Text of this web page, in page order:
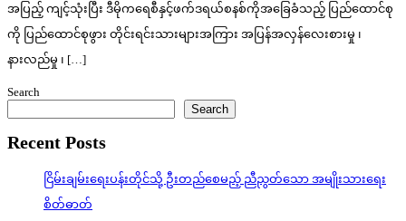
အပြည့် ကျင့်သုံးပြီး ဒီမိုကရေစီနှင့်ဖက်ဒရယ်စနစ်ကိုအခြေခံသည့် ပြည်ထောင်စု
ကို ပြည်ထောင်စုဖွား တိုင်းရင်းသားများအကြား အပြန်အလှန်လေးစားမှု ၊
နားလည်မှု ၊ […]
Search
Search
Recent Posts
ငြိမ်းချမ်းရေးပန်းတိုင်သို့ ဦးတည်စေမည့် ညီညွတ်သော အမျိုးသားရေး
စိတ်ဓာတ်